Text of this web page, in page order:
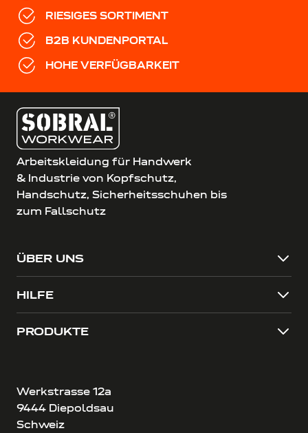
RIESIGES SORTIMENT
B2B KUNDENPORTAL
HOHE VERFÜGBARKEIT
Arbeitskleidung für Handwerk
& Industrie von Kopfschutz,
Handschutz, Sicherheitsschuhen bis
zum Fallschutz
ÜBER UNS
HILFE
PRODUKTE
Werkstrasse 12a
9444 Diepoldsau
Schweiz